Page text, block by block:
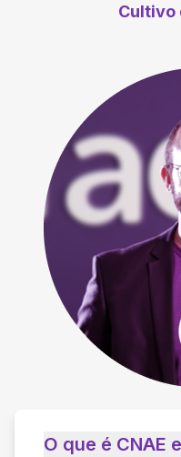
Cultivo
O que é CNAE